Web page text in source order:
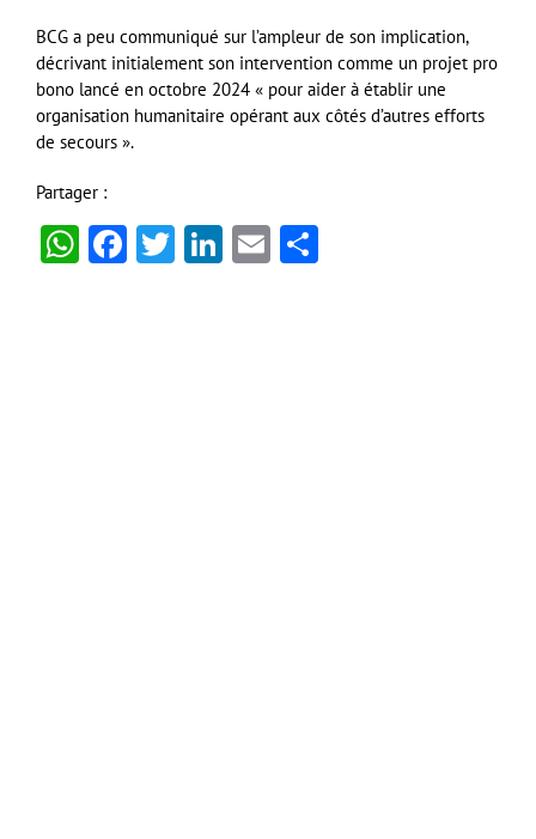
BCG a peu communiqué sur l’ampleur de son implication,
décrivant initialement son intervention comme un projet pro
bono lancé en octobre 2024 « pour aider à établir une
organisation humanitaire opérant aux côtés d’autres efforts
de secours ».
Partager :
WhatsApp
Facebook
Twitter
LinkedIn
Email